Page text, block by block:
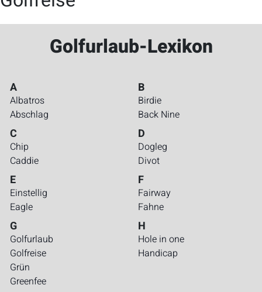
Golfurlaub-Lexikon
A
Albatros
Abschlag
B
Birdie
Back Nine
C
Chip
Caddie
D
Dogleg
Divot
E
Einstellig
Eagle
F
Fairway
Fahne
G
Golfurlaub
Golfreise
Grün
Greenfee
H
Hole in one
Handicap